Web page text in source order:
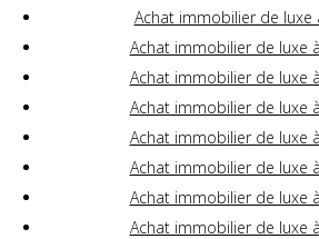
Achat immobilier de luxe
Achat immobilier de luxe
Achat immobilier de luxe
Achat immobilier de luxe
Achat immobilier de luxe
Achat immobilier de luxe
Achat immobilier de luxe
Achat immobilier de luxe